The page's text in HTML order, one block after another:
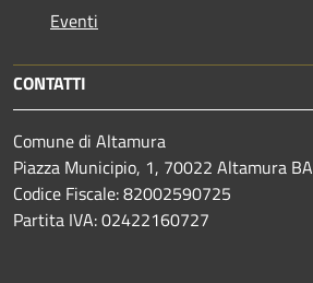
Eventi
CONTATTI
Comune di Altamura
Piazza Municipio, 1, 70022 Altamura BA
Codice Fiscale: 82002590725
Partita IVA: 02422160727